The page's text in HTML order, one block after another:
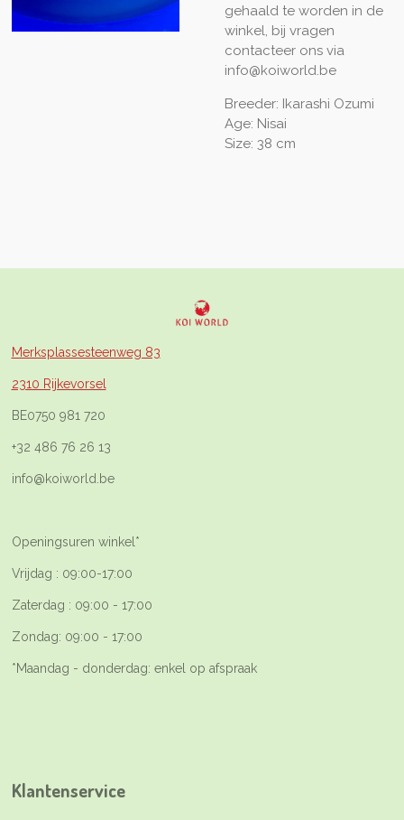
gehaald te worden in de
winkel, bij vragen
contacteer ons via
info@koiworld.be
Breeder: Ikarashi Ozumi
Age: Nisai
Size: 38 cm
Merksplassesteenweg 83
2310 Rijkevorsel
BE0750 981 720
+32 486 76 26 13
info@koiworld.be
Openingsuren winkel*
Vrijdag : 09:00-17:00
Zaterdag : 09:00 - 17:00
Zondag: 09:00 - 17:00
*Maandag - donderdag: enkel op afspraak
Klantenservice